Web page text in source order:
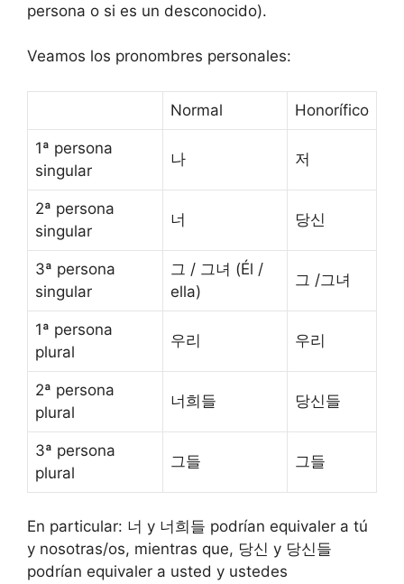
persona o si es un desconocido).
Veamos los pronombres personales:
Normal Honorífico
1ª persona
singular
나 저
2ª persona
singular
너 당신
3ª persona
singular
그 / 그녀 (Él /
ella)
그 /그녀
1ª persona
plural
우리 우리
2ª persona
plural
너희들 당신들
3ª persona
plural
그들 그들
En particular: 너 y 너희들 podrían equivaler a tú
y nosotras/os, mientras que, 당신 y 당신들
podrían equivaler a usted y ustedes